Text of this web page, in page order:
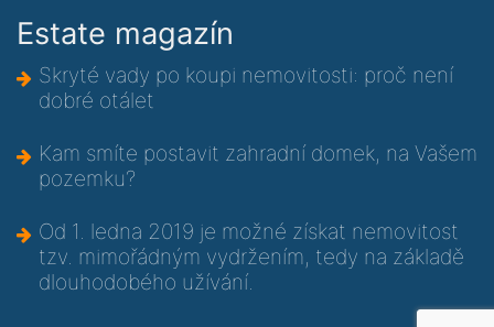
Estate magazín
Skryté vady po koupi nemovitosti: proč není
dobré otálet
Kam smíte postavit zahradní domek, na Vašem
pozemku?
Od 1. ledna 2019 je možné získat nemovitost
tzv. mimořádným vydržením, tedy na základě
dlouhodobého užívání.